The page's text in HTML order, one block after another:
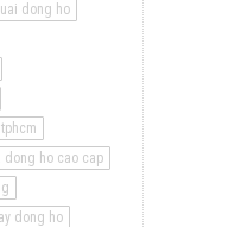
dong ho
dong ho cao cap
dong ho